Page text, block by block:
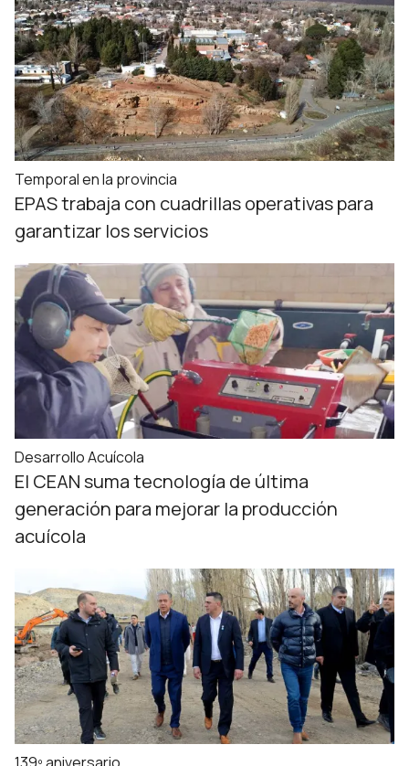
Temporal en la provincia
EPAS trabaja con cuadrillas operativas para
garantizar los servicios
Desarrollo Acuícola
El CEAN suma tecnología de última
generación para mejorar la producción
acuícola